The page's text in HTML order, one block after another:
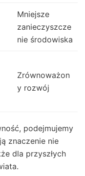
Mniejsze
zanieczyszcze
nie środowiska
Zrównoważon
y rozwój
podejmujemy
znaczenie nie
dla przyszłych